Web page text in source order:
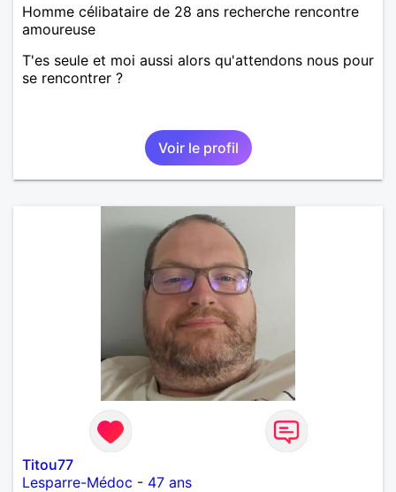
Homme célibataire de 28 ans recherche rencontre
amoureuse
T'es seule et moi aussi alors qu'attendons nous pour
se rencontrer ?
Voir le profil
Titou77
Lesparre-Médoc - 47 ans